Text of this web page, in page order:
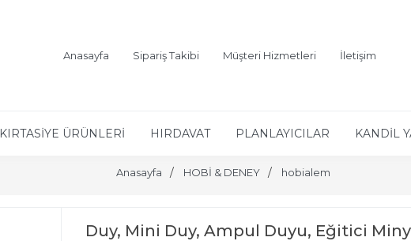
Anasayfa Sipariş Takibi Müşteri Hizmetleri İletişim
KIRTASİYE ÜRÜNLERİ HIRDAVAT PLANLAYICILAR KANDİL
Anasayfa HOBİ & DENEY hobialem
Duy, Mini Duy, Ampul Duyu, Eğitici